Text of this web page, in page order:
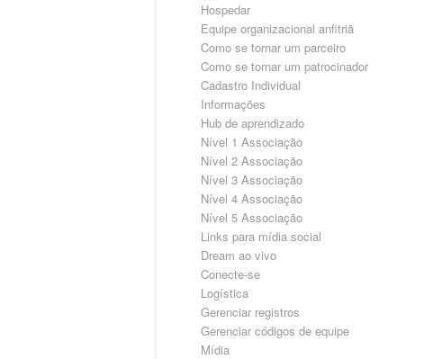
Hospedar
Equipe organizacional anfitriã
Como se tornar um parceiro
Como se tornar um patrocinador
Cadastro Individual
Informações
Hub de aprendizado
Nível 1 Associação
Nível 2 Associação
Nível 3 Associação
Nível 4 Associação
Nível 5 Associação
Links para mídia social
Dream ao vivo
Conecte-se
Logística
Gerenciar registros
Gerenciar códigos de equipe
Mídia